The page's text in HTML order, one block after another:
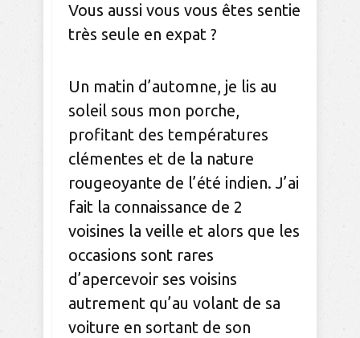
Vous aussi vous vous êtes sentie
très seule en expat ?
Un matin d’automne, je lis au
soleil sous mon porche,
profitant des températures
clémentes et de la nature
rougeoyante de l’été indien. J’ai
fait la connaissance de 2
voisines la veille et alors que les
occasions sont rares
d’apercevoir ses voisins
autrement qu’au volant de sa
voiture en sortant de son